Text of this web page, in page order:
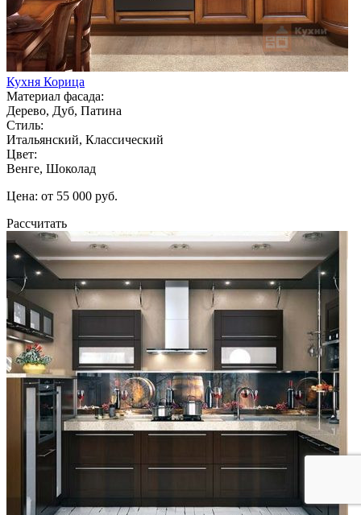
Кухня Корица
Материал фасада:
Дерево, Дуб, Патина
Стиль:
Итальянский, Классический
Цвет:
Венге, Шоколад
Цена: от 55 000 руб.
Рассчитать